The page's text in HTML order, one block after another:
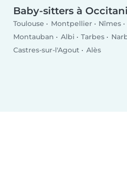
Baby-sitters à
Toulouse Montpellier Nîmes
Montauban
Albi Tarbes
Castres-sur-l'Agout
Alès